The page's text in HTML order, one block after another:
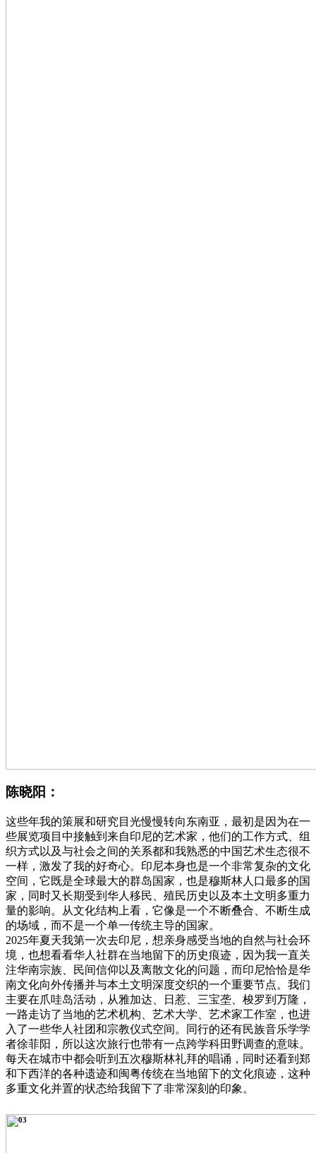
陈晓阳：
这些年我的策展和研究目光慢慢转向东南亚，最初是因为在一
些展览项目中接触到来自印尼的艺术家，他们的工作方式、组
织方式以及与社会之间的关系都和我熟悉的中国艺术生态很不
一样，激发了我的好奇心。印尼本身也是一个非常复杂的文化
空间，它既是全球最大的群岛国家，也是穆斯林人口最多的国
家，同时又长期受到华人移民、殖民历史以及本土文明多重力
量的影响。从文化结构上看，它像是一个不断叠合、不断生成
的场域，而不是一个单一传统主导的国家。
2025年夏天我第一次去印尼，想亲身感受当地的自然与社会环
境，也想看看华人社群在当地留下的历史痕迹，因为我一直关
注华南宗族、民间信仰以及离散文化的问题，而印尼恰恰是华
南文化向外传播并与本土文明深度交织的一个重要节点。我们
主要在爪哇岛活动，从雅加达、日惹、三宝垄、梭罗到万隆，
一路走访了当地的艺术机构、艺术大学、艺术家工作室，也进
入了一些华人社团和宗教仪式空间。同行的还有民族音乐学学
者徐菲阳，所以这次旅行也带有一点跨学科田野调查的意味。
每天在城市中都会听到五次穆斯林礼拜的唱诵，同时还看到郑
和下西洋的各种遗迹和闽粤传统在当地留下的文化痕迹，这种
多重文化并置的状态给我留下了非常深刻的印象。